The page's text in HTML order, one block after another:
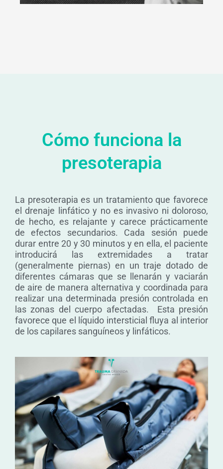
Cómo funciona la
presoterapia
La presoterapia es un tratamiento que favorece
el drenaje linfático y no es invasivo ni doloroso,
de hecho, es relajante y carece prácticamente
de efectos secundarios. Cada sesión puede
durar entre 20 y 30 minutos y en ella, el paciente
introducirá las extremidades a tratar
(generalmente piernas) en un traje dotado de
diferentes cámaras que se llenarán y vaciarán
de aire de manera alternativa y coordinada para
realizar una determinada presión controlada en
las zonas del cuerpo afectadas. Esta presión
favorece que el líquido intersticial fluya al interior
de los capilares sanguíneos y linfáticos.